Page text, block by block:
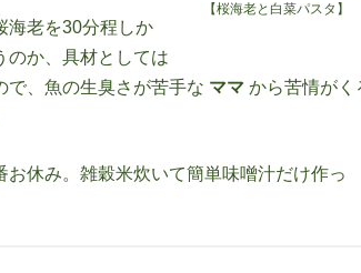
【桜海老と白菜パスタ】
海老を30分程しか
のか、具材としては
で、魚の生臭さが苦手な ママ から苦情がく
休み。雑穀米炊いて簡単味噌汁だけ作っ